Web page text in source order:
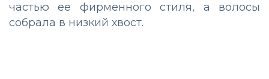
частью ее фирменного стиля, а волосы
собрала в низкий хвост.